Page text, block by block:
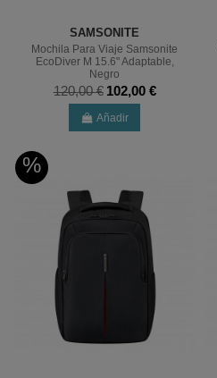
SAMSONITE
Mochila Para Viaje Samsonite
EcoDiver M 15.6" Adaptable,
Negro
120,00 € 102,00 €
Añadir
%